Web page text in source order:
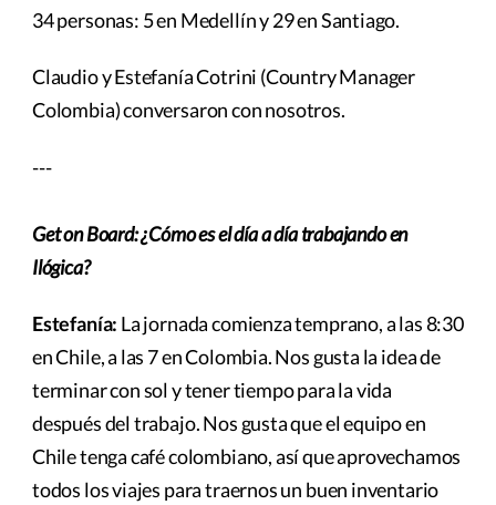
34 personas: 5 en Medellín y 29 en Santiago.
Claudio y Estefanía Cotrini (Country Manager
Colombia) conversaron con nosotros.
---
Get on Board: ¿Cómo es el día a día trabajando en
Ilógica?
Estefanía: La jornada comienza temprano, a las 8:30
en Chile, a las 7 en Colombia. Nos gusta la idea de
terminar con sol y tener tiempo para la vida
después del trabajo. Nos gusta que el equipo en
Chile tenga café colombiano, así que aprovechamos
todos los viajes para traernos un buen inventario